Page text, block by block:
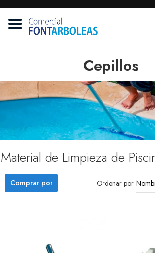
al
contenido
Cepillos
Material de Limpieza de
artículos Ordenar por
Comprar por